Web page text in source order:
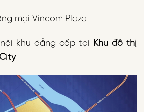
mại Vincom Plaza
khu đẳng cấp tại
Khu đô thị